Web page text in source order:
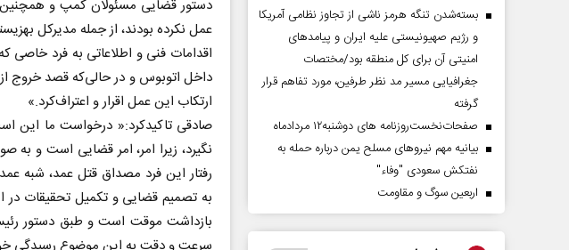
دستور قضایی مسئولان کمپ و
عمل نکرده بودند، از جمله مدیرکل
اقدامات فنی و اطلاعاتی به فرد خاصی‌
داخل اتوبوس و در حالی‌که قصد خروج از
ارتکاب این عمل اقرار و اعتراف‌کرد.»
صادقی تاکیدکرد:« درخواست ما این
نگیرد، زیرا امر، امر قضایی است و
رفتار این فرد مصداق قتل عمد، شبه
به تصمیم قضایی و تکمیل تحقیقات در
بازداشت موقت است و طبق دستور
بسته‌شدن تنگه هرمز ناشی از تجاوز نظامی آمریکا
و رژیم صهیونیستی علیه ایران و پیامد‌های
امنیتی آن برای کل منطقه بود/مختصات
جغرافیایی مسیر مد نظر طرفین، مورد تفاهم قرار
گرفته
صفحات‌نخست‌روزنامه ها‌ی دوشنبه‌۱۲ مردادماه
بیانیه مهم نیروهای مسلح یمن درباره حمله به
نفتکش سعودی "وفاء"
اربعین سوگ و مقاومت